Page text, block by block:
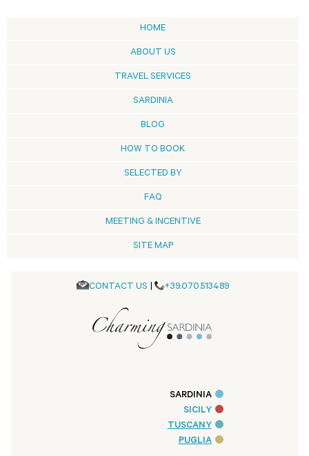
HOME
ABOUT US
TRAVEL SERVICES
SARDINIA
BLOG
HOW TO BOOK
SELECTED BY
FAQ
MEETING & INCENTIVE
SITE MAP
CONTACT US | +39.070.513489
SARDINIA
SICILY
TUSCANY
PUGLIA